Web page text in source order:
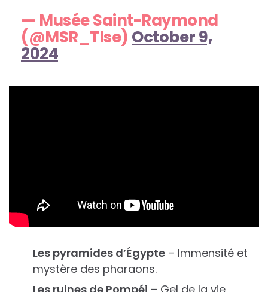
— Musée Saint-Raymond
(@MSR_Tlse) October 9,
2024
Les pyramides d’Égypte – Immensité et
mystère des pharaons.